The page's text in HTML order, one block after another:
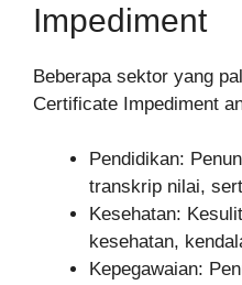
Impediment
Beberapa sektor yang
Certificate Impediment
Pendidikan:
transkrip nilai,
Kesehatan:
kesehatan,
Kepegawaian: